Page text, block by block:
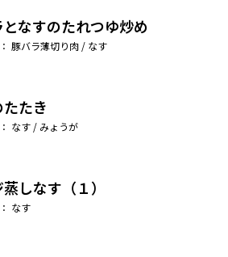
なすのたれつゆ炒め
豚バラ薄切り肉 / なす
たき
なす / みょうが
しなす（１）
なす